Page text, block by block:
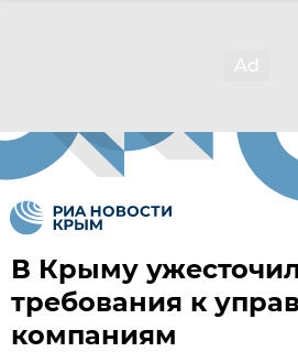
В Крыму
требования к
компаниям